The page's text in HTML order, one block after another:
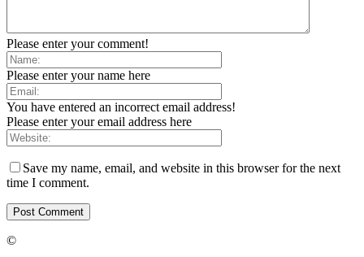
Please enter your comment!
Please enter your name here
You have entered an incorrect email address!
Please enter your email address here
Save my name, email, and website in this browser for the next
time I comment.
©